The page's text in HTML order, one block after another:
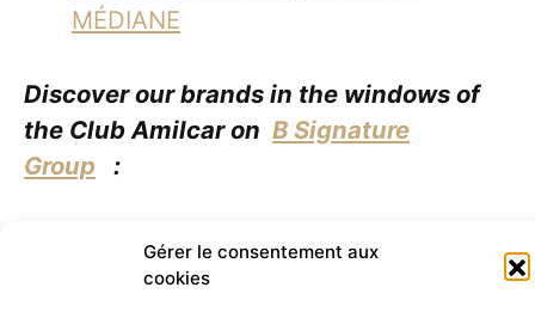
Gérer le consentement aux
cookies
MÉDIANE
Discover our brands in the windows of
the Club Amilcar on B Signature
Group :
Hotel Bel Ami – 5 star hotel: 7, Rue
Saint-Benoît, 75006 Paris –